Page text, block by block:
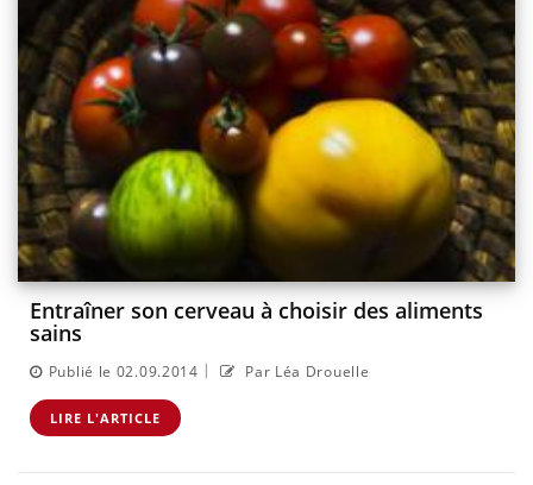
Entraîner son cerveau à choisir des aliments
sains
Publié le 02.09.2014 | Par Léa Drouelle
LIRE L'ARTICLE